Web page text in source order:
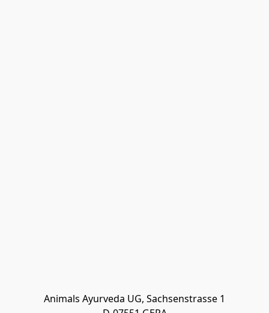
Animals Ayurveda UG, Sachsenstrasse 1